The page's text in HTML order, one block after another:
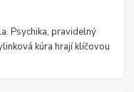
Psychika, pravidelný
kúra hrají klíčovou